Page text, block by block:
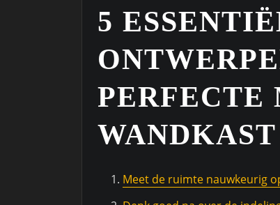
5
PERFECTE
WANDKAST
Meet de ruimte nauwkeurig